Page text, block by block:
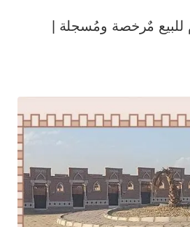
للبيع مٌرخصة ومُسجلة |